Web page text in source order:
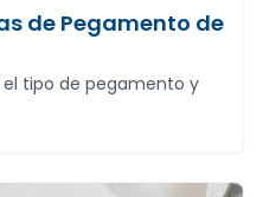
de Pegamento de
tipo de pegamento y